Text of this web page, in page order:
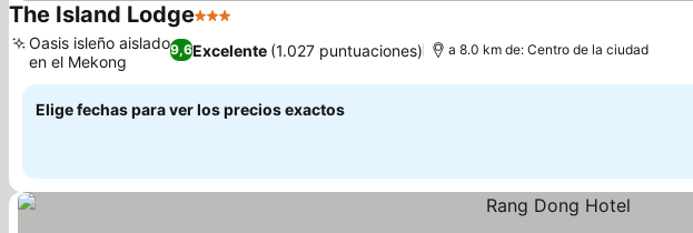
The Island Lodge3 Estrellas
9,6Excelente (1.027 puntuaciones)
Oasis isleño aislado
en el Mekong
a 8.0 km de: Centro de la ciudad
Elige fechas para ver los precios exactos